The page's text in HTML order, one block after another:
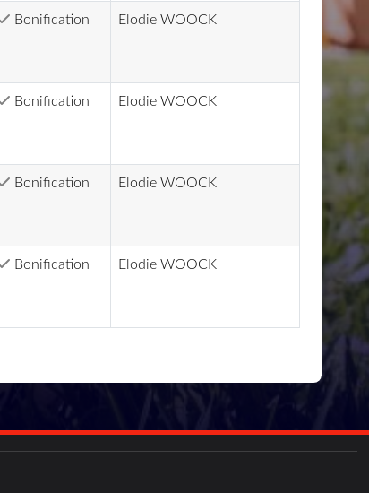
Bonification Elodie WOOCK
Bonification Elodie WOOCK
Bonification Elodie WOOCK
Bonification Elodie WOOCK